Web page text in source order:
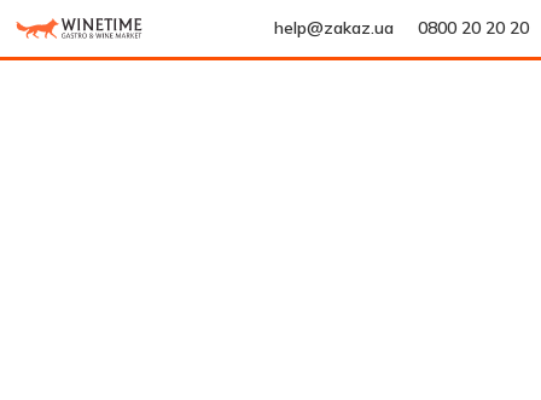
help@zakaz.ua 0800 20 20 20